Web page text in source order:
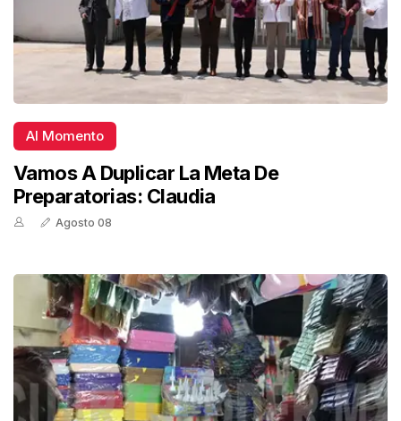
Al Momento
Vamos A Duplicar La Meta De
Preparatorias: Claudia
Agosto 08